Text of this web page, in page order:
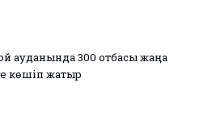
ауданында 300 отбасы жаңа
көшіп жатыр